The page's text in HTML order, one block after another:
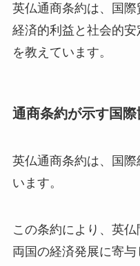
英仏通商条約は、国際
経済的利益と社会的
を教えています。
通商条約が示す国
英仏通商条約は、国
います。
この条約により、英仏
両国の経済発展に寄与